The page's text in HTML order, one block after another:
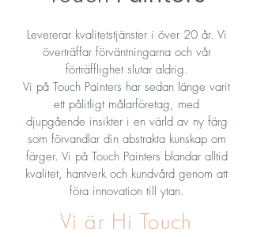
Levererar kvalitetstjänster i över 20 år. Vi
överträffar förväntningarna och vår
förträfflighet slutar aldrig.
Vi på Touch Painters har sedan länge varit
ett pålitligt målarföretag, med
djupgående insikter i en värld av ny färg
som förvandlar din abstrakta kunskap om
färger. Vi på Touch Painters blandar alltid
kvalitet, hantverk och kundvård genom att
föra innovation till ytan.
Vi är Hi Touch